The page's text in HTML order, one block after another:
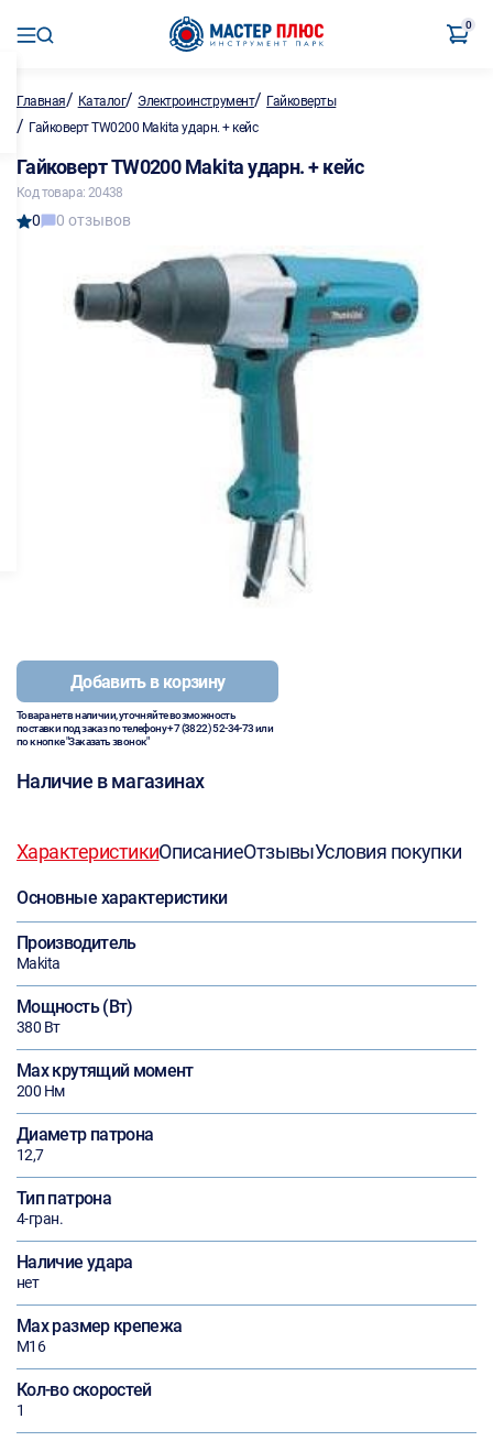
0
Главная/ Каталог/ Электроинструмент/ Гайковерты
/ Гайковерт TW0200 Makita ударн. + кейс
Гайковерт TW0200 Makita ударн. + кейс
Код товара: 20438
0 0 отзывов
Добавить в корзину
Товара нет в наличии, уточняйте возможность
поставки под заказ по телефону+7 (3822) 52-34-73или
по кнопке "Заказать звонок"
Наличие в магазинах
ХарактеристикиОписаниеОтзывыУсловия покупки
Основные характеристики
Производитель
Makita
Мощность (Вт)
380 Вт
Max крутящий момент
200 Нм
Диаметр патрона
12,7
Тип патрона
4-гран.
Наличие удара
нет
Max размер крепежа
М16
Кол-во скоростей
1